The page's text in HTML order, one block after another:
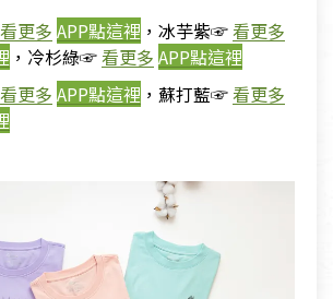
看更多 APP點這裡 ，冰芋紫☞看更多
，冷杉綠☞看更多 APP點這裡
看更多 APP點這裡 ，蘇打藍☞看更多